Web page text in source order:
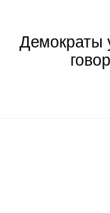
Демократы